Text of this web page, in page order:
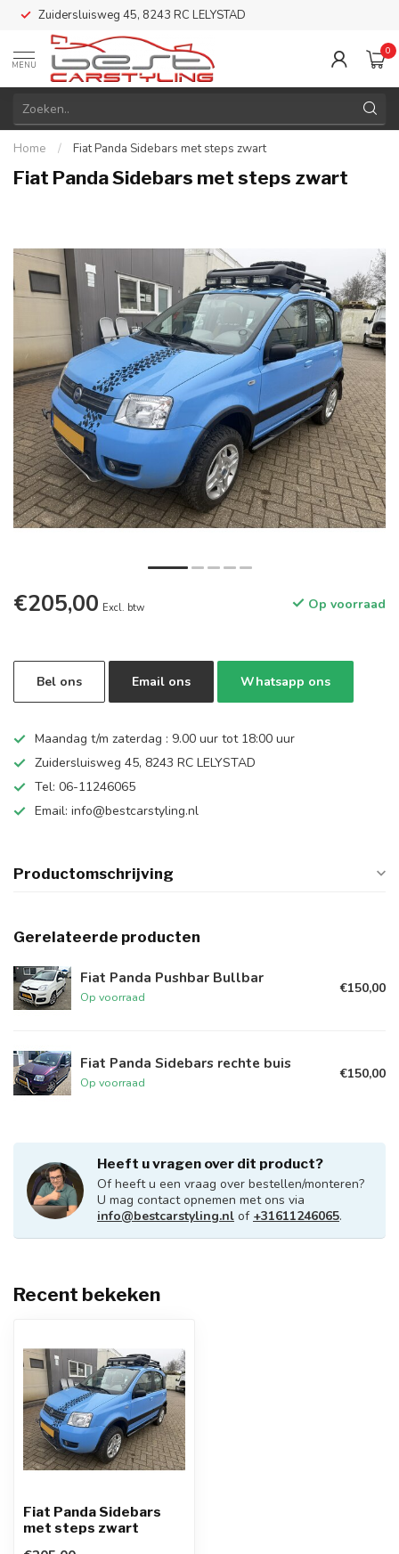
Zuidersluisweg 45, 8243 RC LELYSTAD
MENU
0
Home / Fiat Panda Sidebars met steps zwart
Fiat Panda Sidebars met steps zwart
€205,00 Excl. btw Op voorraad
Bel ons Email ons Whatsapp ons
Maandag t/m zaterdag : 9.00 uur tot 18:00 uur
Zuidersluisweg 45, 8243 RC LELYSTAD
Tel: 06-11246065
Email: info@bestcarstyling.nl
Productomschrijving
Gerelateerde producten
Fiat Panda Pushbar Bullbar
Op voorraad
€150,00
Fiat Panda Sidebars rechte buis
Op voorraad
€150,00
Heeft u vragen over dit product?
Of heeft u een vraag over bestellen/monteren?
U mag contact opnemen met ons via
info@bestcarstyling.nl of +31611246065.
Recent bekeken
Fiat Panda Sidebars
met steps zwart